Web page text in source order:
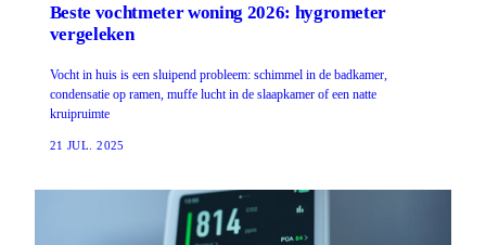
Beste vochtmeter woning 2026: hygrometer
vergeleken
Vocht in huis is een sluipend probleem: schimmel in de badkamer,
condensatie op ramen, muffe lucht in de slaapkamer of een natte
kruipruimte
21 JUL. 2025